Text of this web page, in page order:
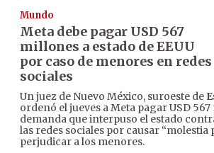
Mundo
Meta debe pagar USD 567
millones a estado de EEUU
por caso de menores en redes
sociales
Un juez de Nuevo México, suroeste de
ordenó el jueves a Meta pagar USD
demanda que interpuso el estado
las redes sociales por causar “molestia
perjudicar a los menores.